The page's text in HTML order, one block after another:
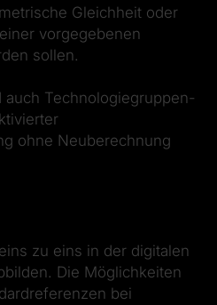
Gleichheit oder
vorgegebenen
sollen.
Technologiegruppen-
ohne Neuberechnung
zu eins in der digitalen
Die Möglichkeiten
bei